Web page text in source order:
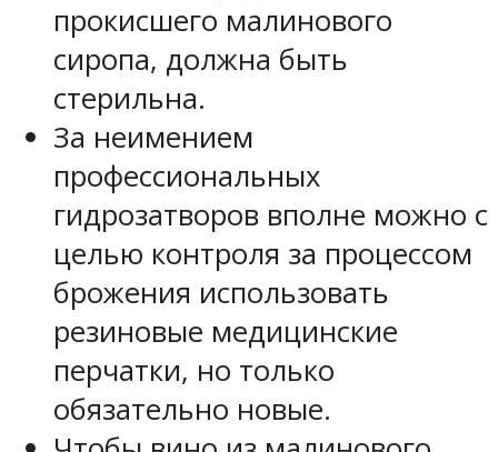
прокисшего малинового
сиропа, должна быть
стерильна.
За неимением
профессиональных
гидрозатворов вполне можно с
целью контроля за процессом
брожения использовать
резиновые медицинские
перчатки, но только
обязательно новые.